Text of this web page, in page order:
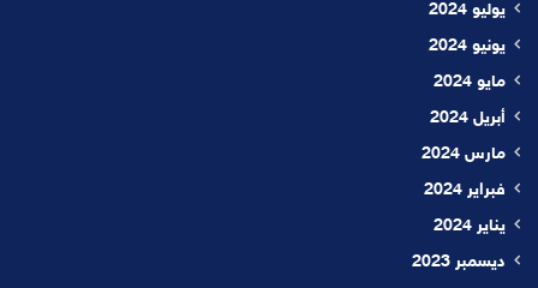
يوليو 2024
يونيو 2024
مايو 2024
أبريل 2024
مارس 2024
فبراير 2024
يناير 2024
ديسمبر 2023